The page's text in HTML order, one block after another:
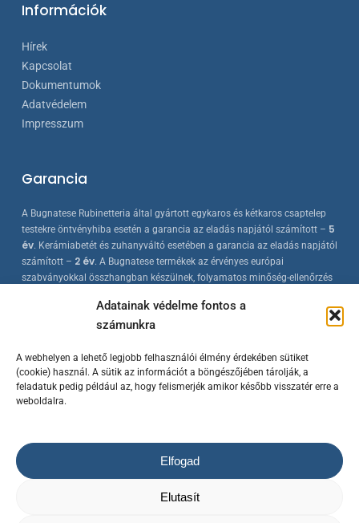
Adatainak védelme fontos a
számunkra
A webhelyen a lehető legjobb felhasználói élmény érdekében sütiket
(cookie) használ. A sütik az információt a böngészőjében tárolják, a
feladatuk pedig például az, hogy felismerjék amikor később visszatér erre a
weboldalra.
Elfogad
Elutasít
Információk
Hírek
Kapcsolat
Dokumentumok
Adatvédelem
Impresszum
Garancia
A Bugnatese Rubinetteria által gyártott egykaros és kétkaros csaptelep
testekre öntvényhiba esetén a garancia az eladás napjától számított – 5
év. Kerámiabetét és zuhanyváltó esetében a garancia az eladás napjától
számított – 2 év. A Bugnatese termékek az érvényes európai
szabványokkal összhangban készülnek, folyamatos minőség-ellenőrzés
/ Minden jog fenntartva!
illusztrációk.